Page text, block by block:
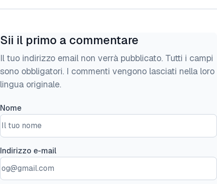
Sii il primo a commentare
Il tuo indirizzo email non verrà pubblicato. Tutti i campi
sono obbligatori. I commenti vengono lasciati nella loro
lingua originale.
Nome
Indirizzo e-mail